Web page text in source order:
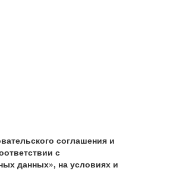
соглашения и
с
данных», на условиях и